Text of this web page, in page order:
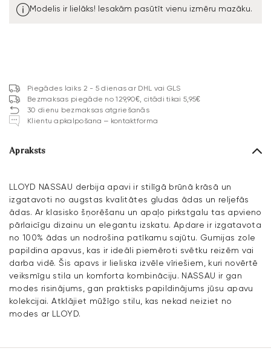
Modelis ir lielāks! Iesakām pasūtīt vienu izmēru mazāku.
Piegādes laiks 2 - 5 dienas ar DHL vai GLS
Bezmaksas piegāde no 129,90€, citādi tikai 5,95€
30 dienu bezmaksas atgriešanās
Klientu apkalpošana – kontaktforma
Apraksts
LLOYD NASSAU derbija apavi ir stilīgā brūnā krāsā un
izgatavoti no augstas kvalitātes gludas ādas un reljefās
ādas. Ar klasisko šņorēšanu un apaļo pirkstgalu tas apvieno
pārlaicīgu dizainu un elegantu izskatu. Apdare ir izgatavota
no 100% ādas un nodrošina patīkamu sajūtu. Gumijas zole
papildina apavus, kas ir ideāli piemēroti svētku reizēm vai
darba vidē. Šis apavs ir lieliska izvēle vīriešiem, kuri novērtē
veiksmīgu stila un komforta kombināciju. NASSAU ir gan
modes risinājums, gan praktisks papildinājums jūsu apavu
kolekcijai. Atklājiet mūžīgo stilu, kas nekad neiziet no
modes ar LLOYD.